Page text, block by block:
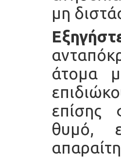
μη
άτομα
επίσης
θυμό,